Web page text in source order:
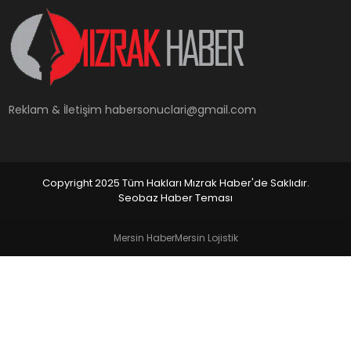
YAŞAM
Reklam & İletişimhabersonuclari@gmail.com
Copyright 2025 Tüm Hakları Mızrak Haber'de Saklıdır.
Seobaz Haber Teması
Mersin HaberMersin Lojistik